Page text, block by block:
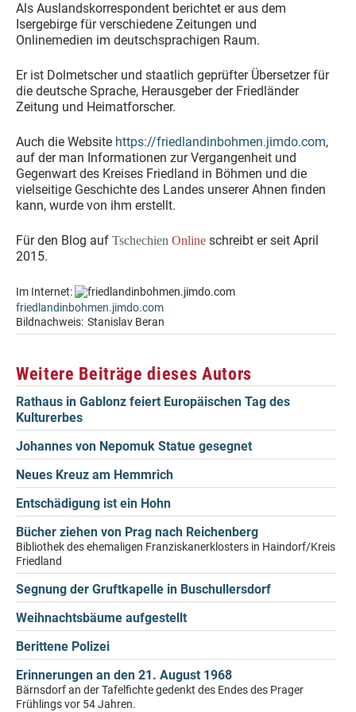
Als Auslandskorrespondent berichtet er aus dem
Isergebirge für verschiedene Zeitungen und
Onlinemedien im deutschsprachigen Raum.
Er ist Dolmetscher und staatlich geprüfter Übersetzer für
die deutsche Sprache, Herausgeber der Friedländer
Zeitung und Heimatforscher.
Auch die Website https://friedlandinbohmen.jimdo.com,
auf der man Informationen zur Vergangenheit und
Gegenwart des Kreises Friedland in Böhmen und die
vielseitige Geschichte des Landes unserer Ahnen finden
kann, wurde von ihm erstellt.
Für den Blog auf Tschechien Online schreibt er seit April
2015.
Im Internet:
friedlandinbohmen.jimdo.com
Bildnachweis: Stanislav Beran
Weitere Beiträge dieses Autors
Rathaus in Gablonz feiert Europäischen Tag des
Kulturerbes
Johannes von Nepomuk Statue gesegnet
Neues Kreuz am Hemmrich
Entschädigung ist ein Hohn
Bücher ziehen von Prag nach Reichenberg
Bibliothek des ehemaligen Franziskanerklosters in Haindorf/Kreis
Friedland
Segnung der Gruftkapelle in Buschullersdorf
Weihnachtsbäume aufgestellt
Berittene Polizei
Erinnerungen an den 21. August 1968
Bärnsdorf an der Tafelfichte gedenkt des Endes des Prager
Frühlings vor 54 Jahren.